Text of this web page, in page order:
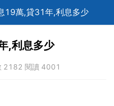
19萬,貸31年,利息多少
,利息多少
閱讀 4001